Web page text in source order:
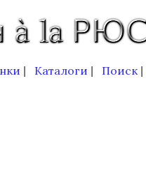
Каталоги Поиск|